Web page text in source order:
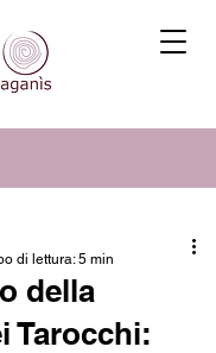
della
Tarocchi:
di lettura: 5 min